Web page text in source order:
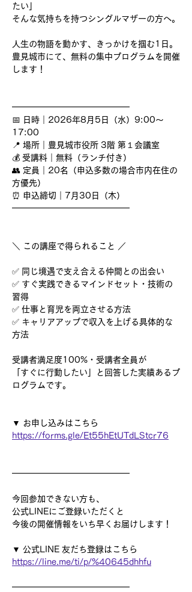
たい」
そんな気持ちを持つシングルマザーの方へ。
人生の物語を動かす、きっかけを掴む1日。
豊見城市にて、無料の集中プログラムを開催
します！
━━━━━━━━━━━━━━
📅 日時｜2026年8月5日（水）9:00〜
17:00
📍 場所｜豊見城市役所 3階 第１会議室
💰 受講料｜無料（ランチ付き）
👥 定員｜20名（申込多数の場合市内在住の
方優先）
⏰ 申込締切｜7月30日（木）
━━━━━━━━━━━━━━
＼ この講座で得られること ／
✅ 同じ境遇で支え合える仲間との出会い
✅ すぐ実践できるマインドセット・技術の
習得
✅ 仕事と育児を両立させる方法
✅ キャリアアップで収入を上げる具体的な
方法
受講者満足度100%・受講者全員が
「すぐに行動したい」と回答した実績あるプ
ログラムです。
▼ お申し込みはこちら
https://forms.gle/Et55hEtUTdLStcr76
━━━━━━━━━━━━━━
今回参加できない方も、
公式LINEにご登録いただくと
今後の開催情報をいち早くお届けします！
▼ 公式LINE 友だち登録はこちら
https://line.me/ti/p/%40645dhhfu
━━━━━━━━━━━━━━